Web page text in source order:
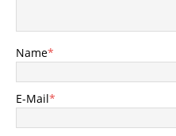
Name*
E-Mail*